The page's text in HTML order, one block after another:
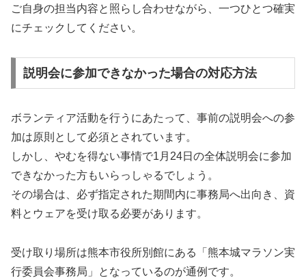
ご自身の担当内容と照らし合わせながら、一つひとつ確実
にチェックしてください。
説明会に参加できなかった場合の対応方法
ボランティア活動を行うにあたって、事前の説明会への参
加は原則として必須とされています。
しかし、やむを得ない事情で1月24日の全体説明会に参加
できなかった方もいらっしゃるでしょう。
その場合は、必ず指定された期間内に事務局へ出向き、資
料とウェアを受け取る必要があります。
受け取り場所は熊本市役所別館にある「熊本城マラソン実
行委員会事務局」となっているのが通例です。